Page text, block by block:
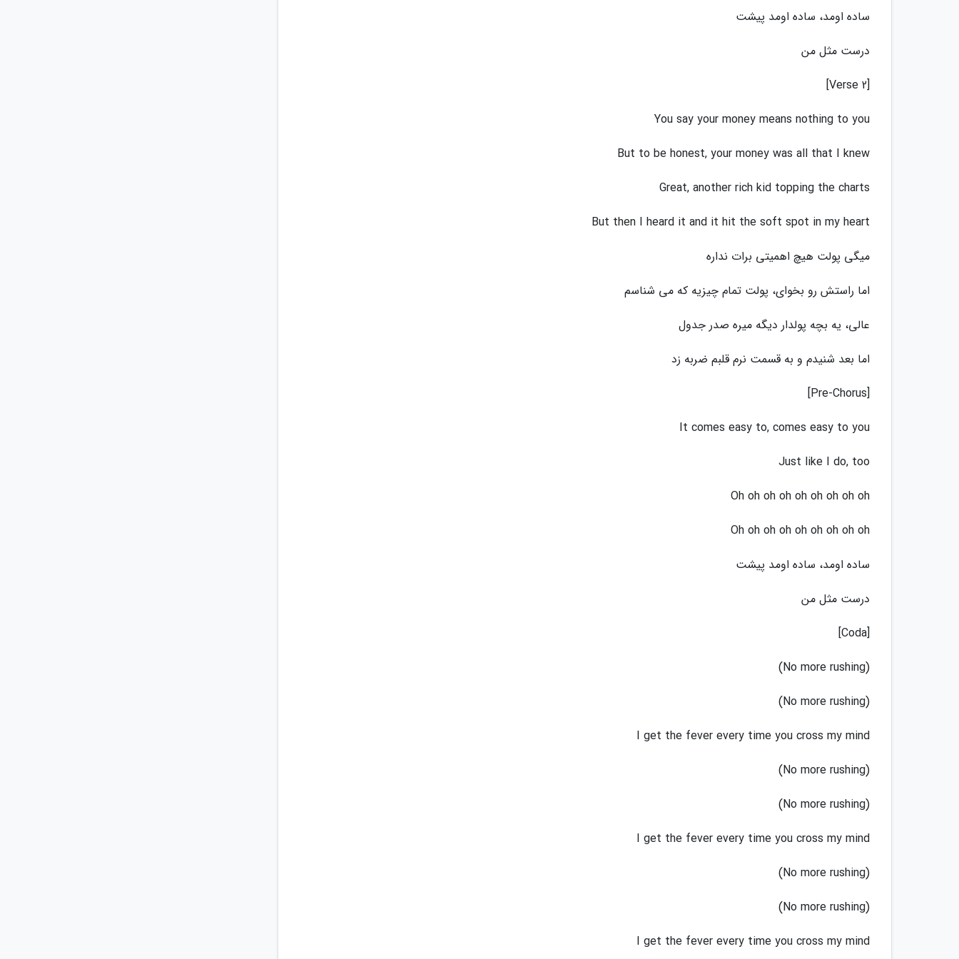
ساده اومد، ساده اومد پیشت
درست مثل من
[Verse 2]
You say your money means nothing to you
But to be honest, your money was all that I knew
Great, another rich kid topping the charts
But then I heard it and it hit the soft spot in my heart
میگی پولت هیچ اهمیتی برات نداره
اما راستش رو بخوای، پولت تمام چیزیه که می شناسم
عالی، یه بچه پولدار دیگه میره صدر جدول
اما بعد شنیدم و به قسمت نرم قلبم ضربه زد
[Pre-Chorus]
It comes easy to, comes easy to you
Just like I do, too
Oh oh oh oh oh oh oh oh oh
Oh oh oh oh oh oh oh oh oh
ساده اومد، ساده اومد پیشت
درست مثل من
[Coda]
(No more rushing)
(No more rushing)
I get the fever every time you cross my mind
(No more rushing)
(No more rushing)
I get the fever every time you cross my mind
(No more rushing)
(No more rushing)
I get the fever every time you cross my mind